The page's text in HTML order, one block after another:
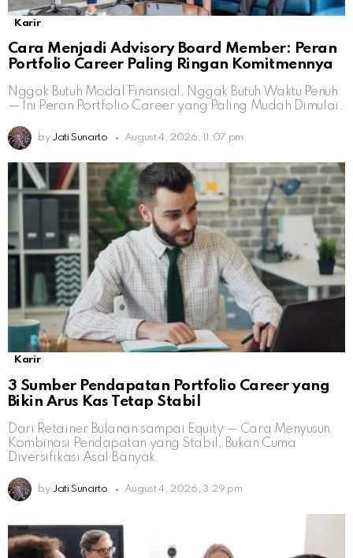
Karir
Cara Menjadi Advisory Board Member: Peran
Portfolio Career Paling Ringan Komitmennya
Nggak Butuh Modal Finansial, Nggak Butuh Waktu Penuh
— Ini Peran Portfolio Career yang Paling Mudah Dimulai.
by Jati Sunarto August 4, 2026, 11:07 pm
Karir
3 Sumber Pendapatan Portfolio Career yang
Bikin Arus Kas Tetap Stabil
Dari Retainer Bulanan sampai Equity — Cara Menyusun
Kombinasi Pendapatan yang Stabil, Bukan Cuma
Diversifikasi Asal Banyak.
by Jati Sunarto August 4, 2026, 3:29 pm